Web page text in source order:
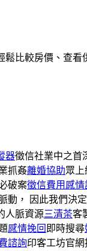
比較房價、查
器徵信社業中之首
抓姦離婚協助眾上
破案徵信費用 感情
動， 因此我們決
人脈資源三清茶客
感情挽回 即時搜尋
諮詢印客工坊官